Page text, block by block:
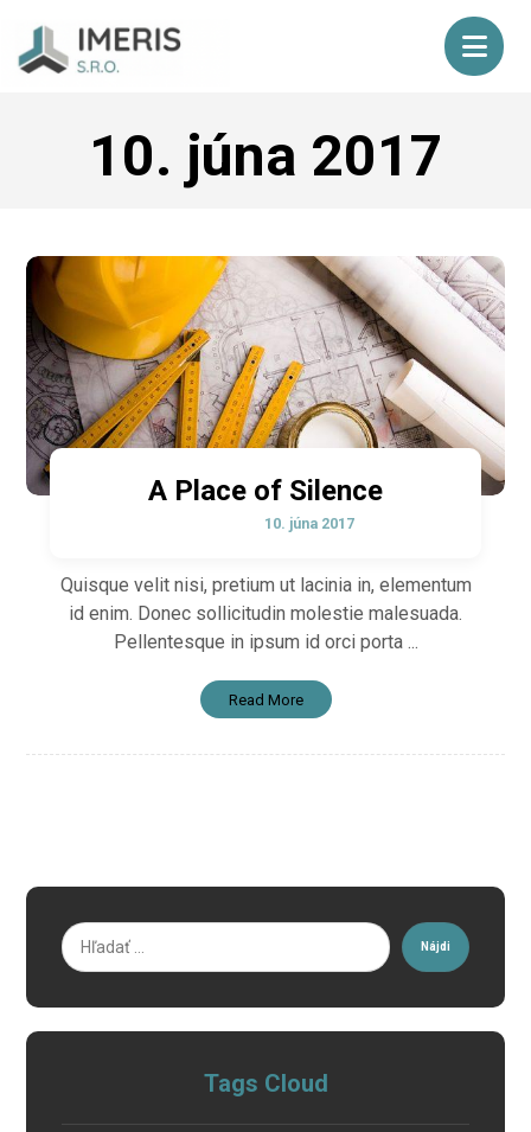
10. júna 2017
A Place of Silence
10. júna 2017
Quisque velit nisi, pretium ut lacinia in, elementum
id enim. Donec sollicitudin molestie malesuada.
Pellentesque in ipsum id orci porta ...
Read More
Nájdi
Tags Cloud